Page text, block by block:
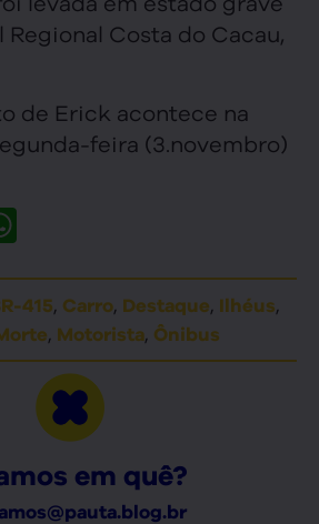
Regional Costa do Cacau,
de Erick acontece na
feira (3.novembro)
415, Carro, Destaque, Ilhéus,
, Motorista, Ônibus
em quê?